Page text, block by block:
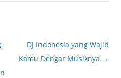
DJ Indonesia yang Wajib
Kamu Dengar Musiknya →